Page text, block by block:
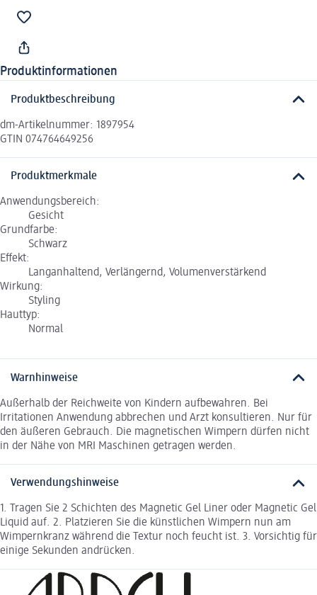
Produktinformationen
Produktbeschreibung
dm-Artikelnummer: 1897954
GTIN 074764649256
Produktmerkmale
Anwendungsbereich:
Gesicht
Grundfarbe:
Schwarz
Effekt:
Langanhaltend, Verlängernd, Volumenverstärkend
Wirkung:
Styling
Hauttyp:
Normal
Warnhinweise
Außerhalb der Reichweite von Kindern aufbewahren. Bei
Irritationen Anwendung abbrechen und Arzt konsultieren. Nur für
den äußeren Gebrauch. Die magnetischen Wimpern dürfen nicht
in der Nähe von MRI Maschinen getragen werden.
Verwendungshinweise
1. Tragen Sie 2 Schichten des Magnetic Gel Liner oder Magnetic Gel
Liquid auf. 2. Platzieren Sie die künstlichen Wimpern nun am
Wimpernkranz während die Textur noch feucht ist. 3. Vorsichtig für
einige Sekunden andrücken.